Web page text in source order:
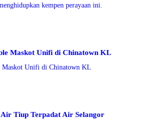
kempen perayaan ini.
Maskot Unifi di Chinatown KL
Maskot Unifi di Chinatown KL
Tiup Terpadat Air Selangor